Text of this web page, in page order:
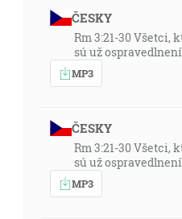
ČESKY
Rm 3:21-30 Všetci,
sú už
MP3
ČESKY
Rm 3:21-30 Všetci,
sú už
MP3